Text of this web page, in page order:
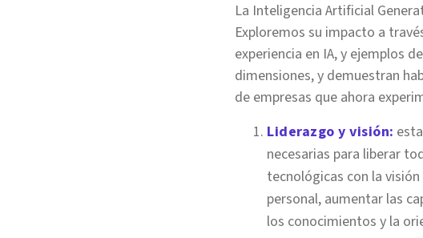
La Inteligencia Artificial
Exploremos su impacto a
experiencia en IA, y ejemplos
dimensiones, y demuestran
de empresas que ahora
Liderazgo y visión:
necesarias para liberar
tecnológicas con la
personal, aumentar las
los conocimientos y la